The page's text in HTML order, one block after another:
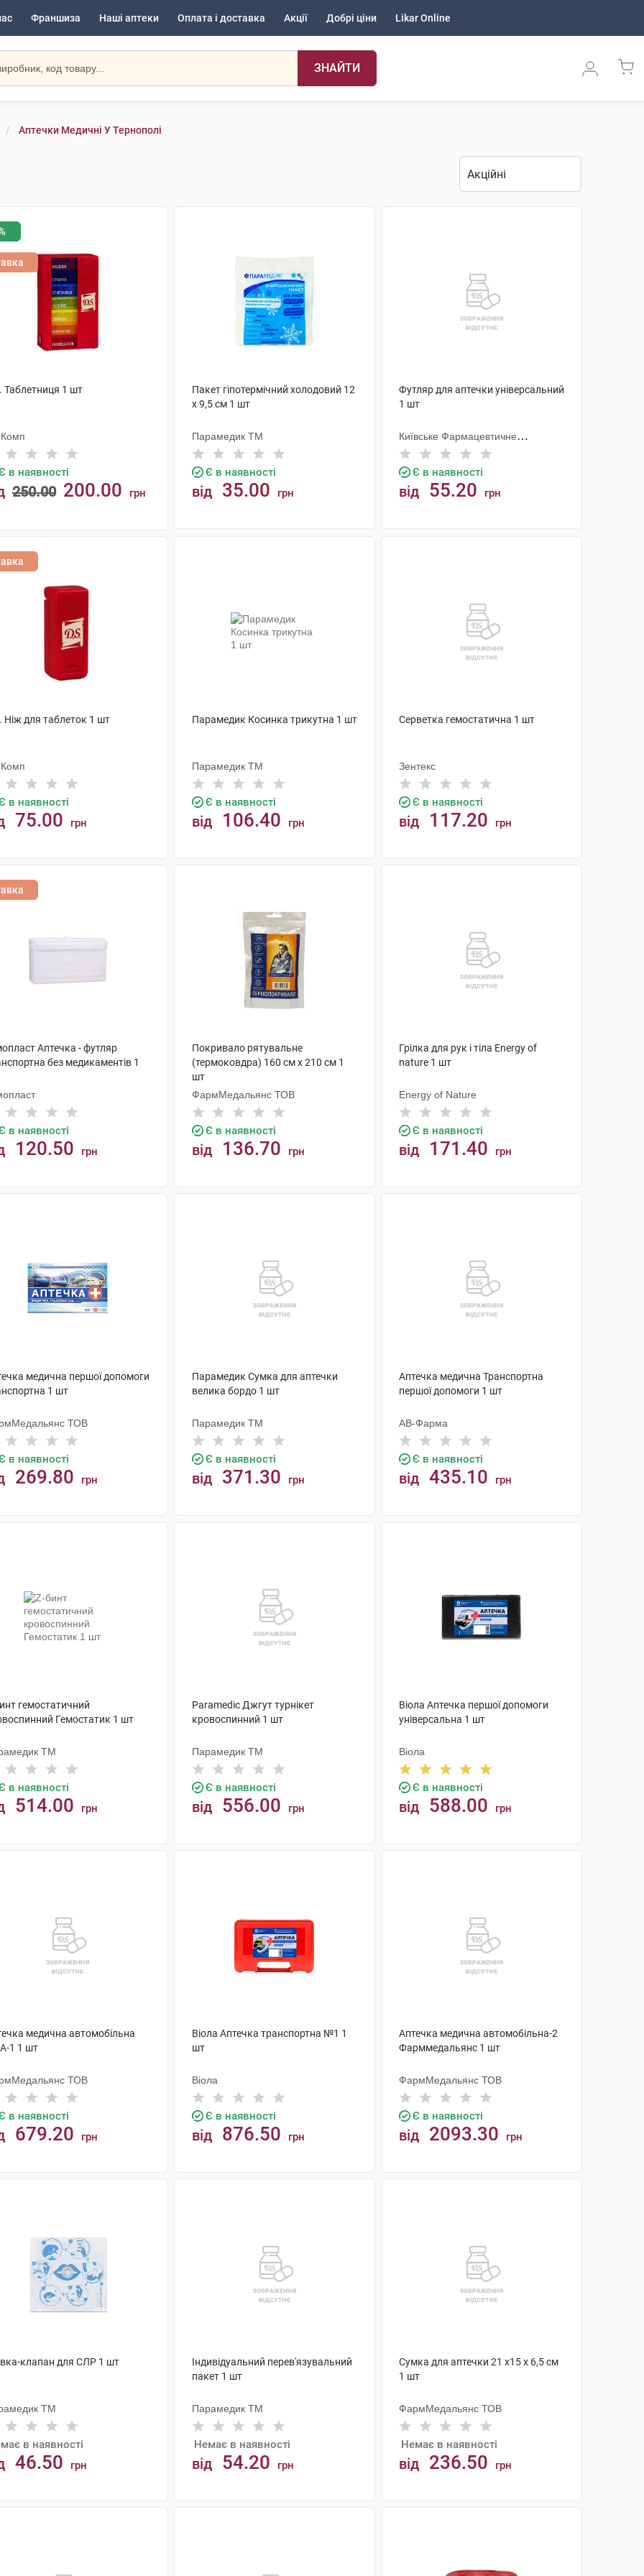
Франшиза Наші аптеки Оплата і доставка Акції Добрі ціни Likar Online
ЗНАЙТИ
Аптечки Медичні У Тернополі
Таблетниця 1 шт
в наявності
250.00 200.00 грн
Пакет гіпотермічний холодовий 12
x 9,5 см 1 шт
Парамедик ТМ
Є в наявності
від 35.00 грн
Футляр для аптечки універсальний
1 шт
Київське Фармацевтичне
Товариство ТОВ (Україна)
Є в наявності
від 55.20 грн
Ніж для таблеток 1 шт
в наявності
75.00 грн
Парамедик Косинка трикутна 1 шт
Парамедик ТМ
Є в наявності
від 106.40 грн
Серветка гемостатична 1 шт
Зентекс
Є в наявності
від 117.20 грн
Аптечка - футляр
без медикаментів 1
в наявності
120.50 грн
Покривало рятувальне
(термоковдра) 160 см х 210 см 1
шт
ФармМедальянс ТОВ
Є в наявності
від 136.70 грн
Грілка для рук і тіла Energy of
nature 1 шт
Energy of Nature
Є в наявності
від 171.40 грн
медична першої допомоги
1 шт
ТОВ
в наявності
269.80 грн
Парамедик Сумка для аптечки
велика бордо 1 шт
Парамедик ТМ
Є в наявності
від 371.30 грн
Аптечка медична Транспортна
першої допомоги 1 шт
АВ-Фарма
Є в наявності
від 435.10 грн
гемостатичний
Гемостатик 1 шт
ТМ
в наявності
514.00 грн
Paramedic Джгут турнікет
кровоспинний 1 шт
Парамедик ТМ
Є в наявності
від 556.00 грн
Віола Аптечка першої допомоги
універсальна 1 шт
Віола
Є в наявності
від 588.00 грн
медична автомобільна
1 1 шт
ТОВ
в наявності
679.20 грн
Віола Аптечка транспортна №1 1
шт
Віола
Є в наявності
від 876.50 грн
Аптечка медична автомобільна-2
Фарммедальянс 1 шт
ФармМедальянс ТОВ
Є в наявності
від 2093.30 грн
клапан для СЛР 1 шт
ТМ
в наявності
46.50 грн
Індивідуальний перев'язувальний
пакет 1 шт
Парамедик ТМ
Немає в наявності
від 54.20 грн
Сумка для аптечки 21 х15 х 6,5 см
1 шт
ФармМедальянс ТОВ
Немає в наявності
від 236.50 грн